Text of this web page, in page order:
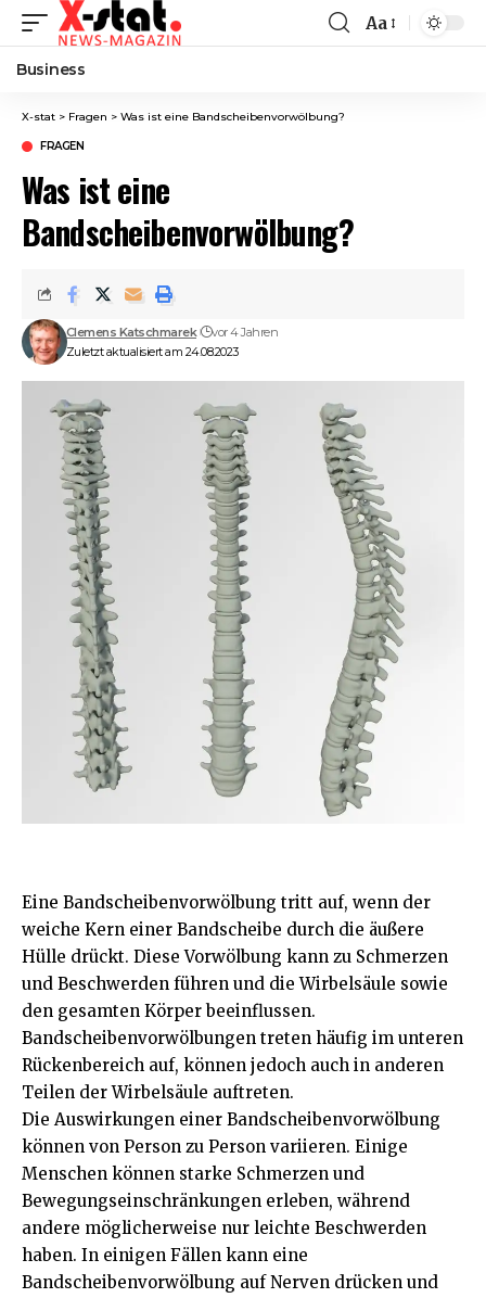
Font
Aa
Business
X-stat > Fragen > Was ist eine Bandscheibenvorwölbung?
FRAGEN
Was ist eine
Bandscheibenvorwölbung?
Zuletzt aktualisiert am 24.08.2023
Clemens Katschmarek vor 4 Jahren
Eine Bandscheibenvorwölbung tritt auf, wenn der
weiche Kern einer Bandscheibe durch die äußere
Hülle drückt. Diese Vorwölbung kann zu Schmerzen
und Beschwerden führen und die Wirbelsäule sowie
den gesamten Körper beeinflussen.
Bandscheibenvorwölbungen treten häufig im unteren
Rückenbereich auf, können jedoch auch in anderen
Teilen der Wirbelsäule auftreten.
Die Auswirkungen einer Bandscheibenvorwölbung
können von Person zu Person variieren. Einige
Menschen können starke Schmerzen und
Bewegungseinschränkungen erleben, während
andere möglicherweise nur leichte Beschwerden
haben. In einigen Fällen kann eine
Bandscheibenvorwölbung auf Nerven drücken und